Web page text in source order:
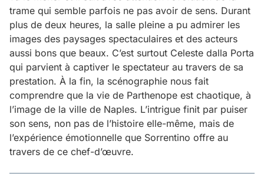
trame qui semble parfois ne pas avoir de sens. Durant
plus de deux heures, la salle pleine a pu admirer les
images des paysages spectaculaires et des acteurs
aussi bons que beaux. C’est surtout Celeste dalla Porta
qui parvient à captiver le spectateur au travers de sa
prestation. À la fin, la scénographie nous fait
comprendre que la vie de Parthenope est chaotique, à
l’image de la ville de Naples. L’intrigue finit par puiser
son sens, non pas de l’histoire elle-même, mais de
l’expérience émotionnelle que Sorrentino offre au
travers de ce chef-d’œuvre.